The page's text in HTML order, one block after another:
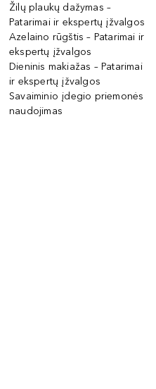
Žilų plaukų dažymas –
Patarimai ir ekspertų įžvalgos
Azelaino rūgštis – Patarimai ir
ekspertų įžvalgos
Dieninis makiažas – Patarimai
ir ekspertų įžvalgos
Savaiminio įdegio priemonės
naudojimas